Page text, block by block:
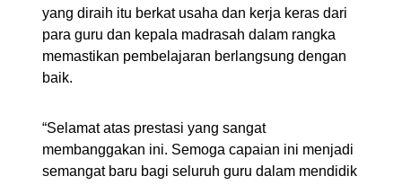
yang diraih itu berkat usaha dan kerja keras dari
para guru dan kepala madrasah dalam rangka
memastikan pembelajaran berlangsung dengan
baik.
“Selamat atas prestasi yang sangat
membanggakan ini. Semoga capaian ini menjadi
semangat baru bagi seluruh guru dalam mendidik